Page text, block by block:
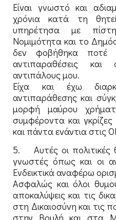
Είναι γνωστό και
χρόνια κατά τη
υπηρέτησα με
Νομιμότητα και το
δεν φοβήθηκα ποτέ
αντιπαραθέσεις
αντιπάλους μου.
Είχα και έχω
αντιπαράθεσης και
μορφή μαύρου
συμφέροντα και
και πάντα ενάντια στις
5. Αυτές οι πολιτικές
γνωστές όπως και οι
Ενδεικτικά αναφέρω
Ασφαλώς και όλοι
αποκαλύψεις και τις
στη Δικαιοσύνη και τις